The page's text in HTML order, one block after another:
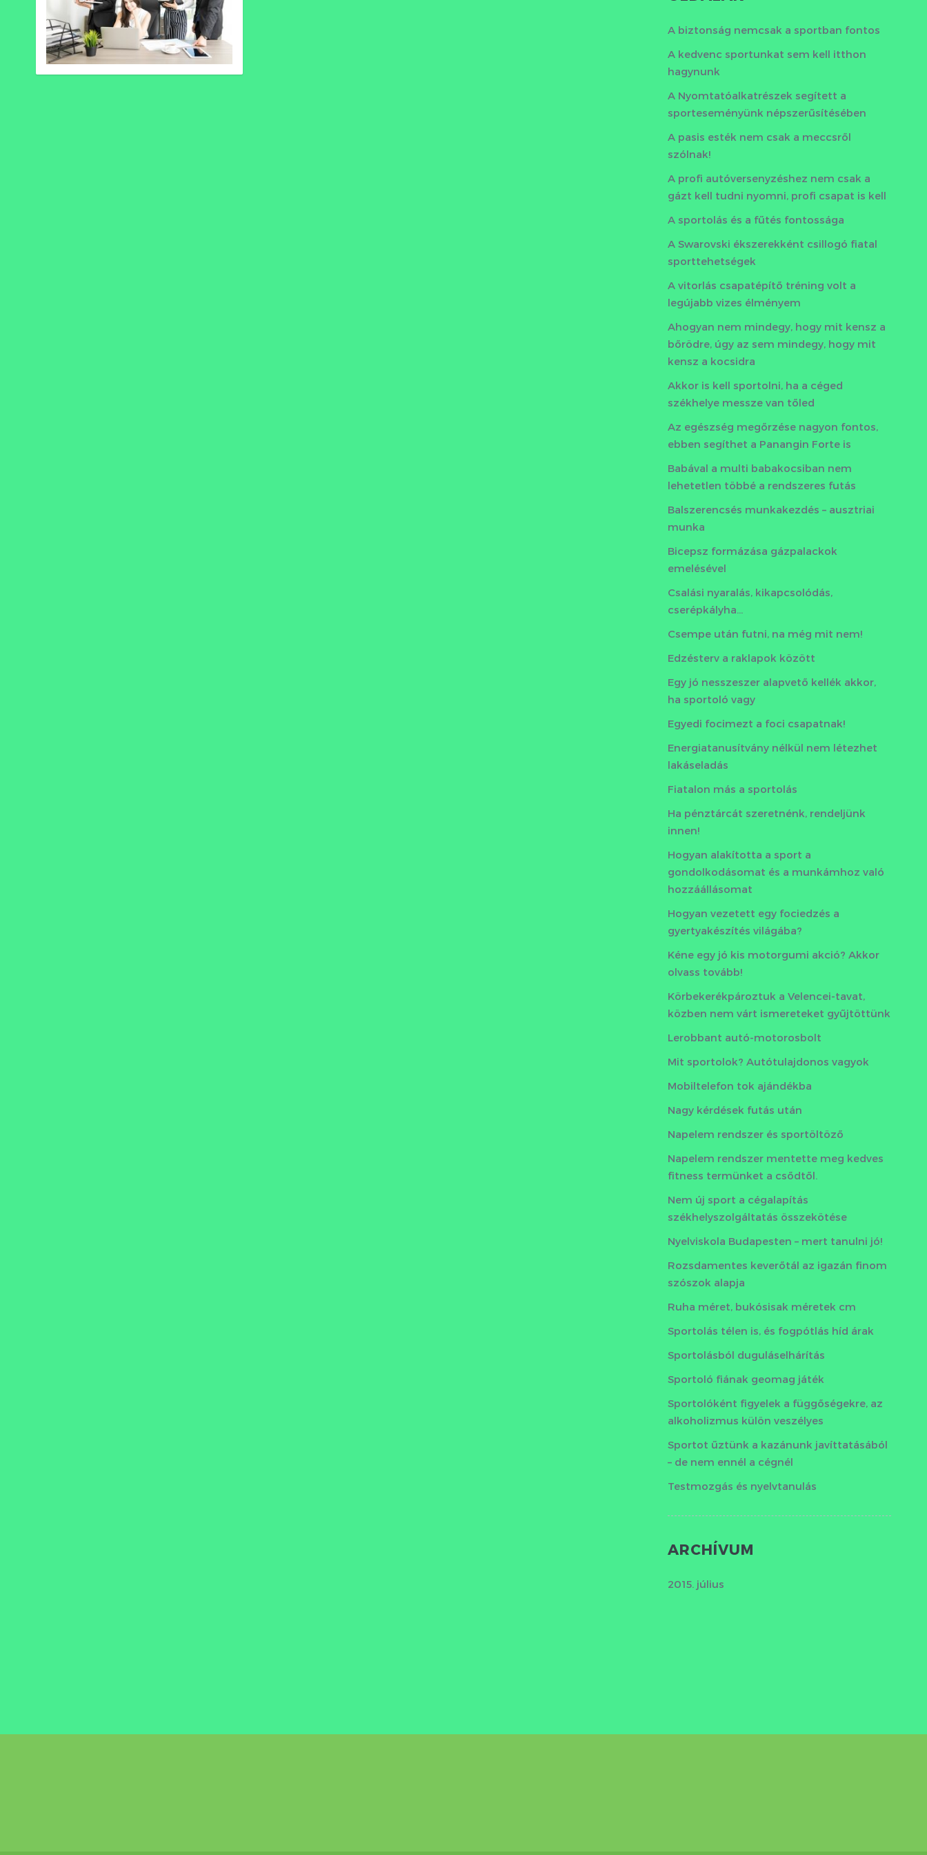
A biztonság nemcsak a sportban fontos
A kedvenc sportunkat sem kell itthon
hagynunk
A Nyomtatóalkatrészek segített a
sporteseményünk népszerűsítésében
A pasis esték nem csak a meccsről
szólnak!
A profi autóversenyzéshez nem csak a
gázt kell tudni nyomni, profi csapat is kell
A sportolás és a fűtés fontossága
A Swarovski ékszerekként csillogó fiatal
sporttehetségek
A vitorlás csapatépítő tréning volt a
legújabb vizes élményem
Ahogyan nem mindegy, hogy mit kensz a
bőrödre, úgy az sem mindegy, hogy mit
kensz a kocsidra
Akkor is kell sportolni, ha a céged
székhelye messze van tőled
Az egészség megőrzése nagyon fontos,
ebben segíthet a Panangin Forte is
Babával a multi babakocsiban nem
lehetetlen többé a rendszeres futás
Balszerencsés munkakezdés – ausztriai
munka
Bicepsz formázása gázpalackok
emelésével
Csalási nyaralás, kikapcsolódás,
cserépkályha…
Csempe után futni, na még mit nem!
Edzésterv a raklapok között
Egy jó nesszeszer alapvető kellék akkor,
ha sportoló vagy
Egyedi focimezt a foci csapatnak!
Energiatanusítvány nélkül nem létezhet
lakáseladás
Fiatalon más a sportolás
Ha pénztárcát szeretnénk, rendeljünk
innen!
Hogyan alakította a sport a
gondolkodásomat és a munkámhoz való
hozzáállásomat
Hogyan vezetett egy fociedzés a
gyertyakészítés világába?
Kéne egy jó kis motorgumi akció? Akkor
olvass tovább!
Körbekerékpároztuk a Velencei-tavat,
közben nem várt ismereteket gyűjtöttünk
Lerobbant autó-motorosbolt
Mit sportolok? Autótulajdonos vagyok
Mobiltelefon tok ajándékba
Nagy kérdések futás után
Napelem rendszer és sportöltöző
Napelem rendszer mentette meg kedves
fitness termünket a csődtől.
Nem új sport a cégalapítás
székhelyszolgáltatás összekötése
Nyelviskola Budapesten – mert tanulni jó!
Rozsdamentes keverőtál az igazán finom
szószok alapja
Ruha méret, bukósisak méretek cm
Sportolás télen is, és fogpótlás híd árak
Sportolásból duguláselhárítás
Sportoló fiának geomag játék
Sportolóként figyelek a függőségekre, az
alkoholizmus külön veszélyes
Sportot űztünk a kazánunk javíttatásából
– de nem ennél a cégnél
Testmozgás és nyelvtanulás
ARCHÍVUM
2015. július